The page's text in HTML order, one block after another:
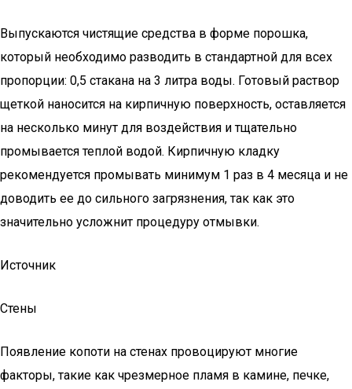
Выпускаются чистящие средства в форме порошка,
который необходимо разводить в стандартной для всех
пропорции: 0,5 стакана на 3 литра воды. Готовый раствор
щеткой наносится на кирпичную поверхность, оставляется
на несколько минут для воздействия и тщательно
промывается теплой водой. Кирпичную кладку
рекомендуется промывать минимум 1 раз в 4 месяца и не
доводить ее до сильного загрязнения, так как это
значительно усложнит процедуру отмывки.
Источник
Стены
Появление копоти на стенах провоцируют многие
факторы, такие как чрезмерное пламя в камине, печке,